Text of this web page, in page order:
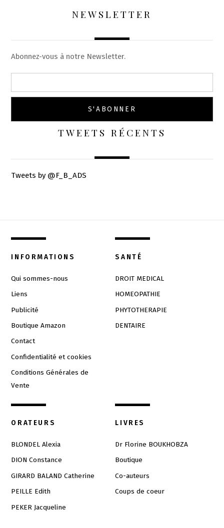
NEWSLETTER
Abonnez-vous à notre Newsletter.
TWEETS RÉCENTS
Tweets by @F_B_ADS
INFORMATIONS
Qui sommes-nous
Liens
Publicité
Boutique Amazon
Contact
Confidentialité et cookies
Conditions Générales de
Vente
SANTÉ
DROIT MEDICAL
HOMEOPATHIE
PHYTOTHERAPIE
DENTAIRE
ORATEURS
BLONDEL Alexia
DION Constance
GIRARD BALAND Catherine
PEILLE Edith
PEKER Jacqueline
LIVRES
Dr Florine BOUKHOBZA
Boutique
Co-auteurs
Coups de coeur